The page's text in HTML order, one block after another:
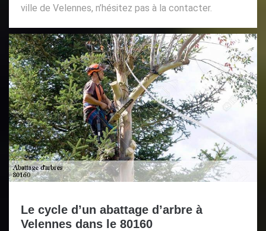
ville de Velennes, n’hésitez pas à la contacter.
Le cycle d’un abattage d’arbre à
Velennes dans le 80160